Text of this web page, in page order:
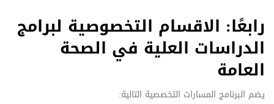
رابعًا: الاقسام التخصوصية لبرامج
الدراسات العلية في الصحة
العامة
يضم البرنامج المسارات التخصصية التالية: